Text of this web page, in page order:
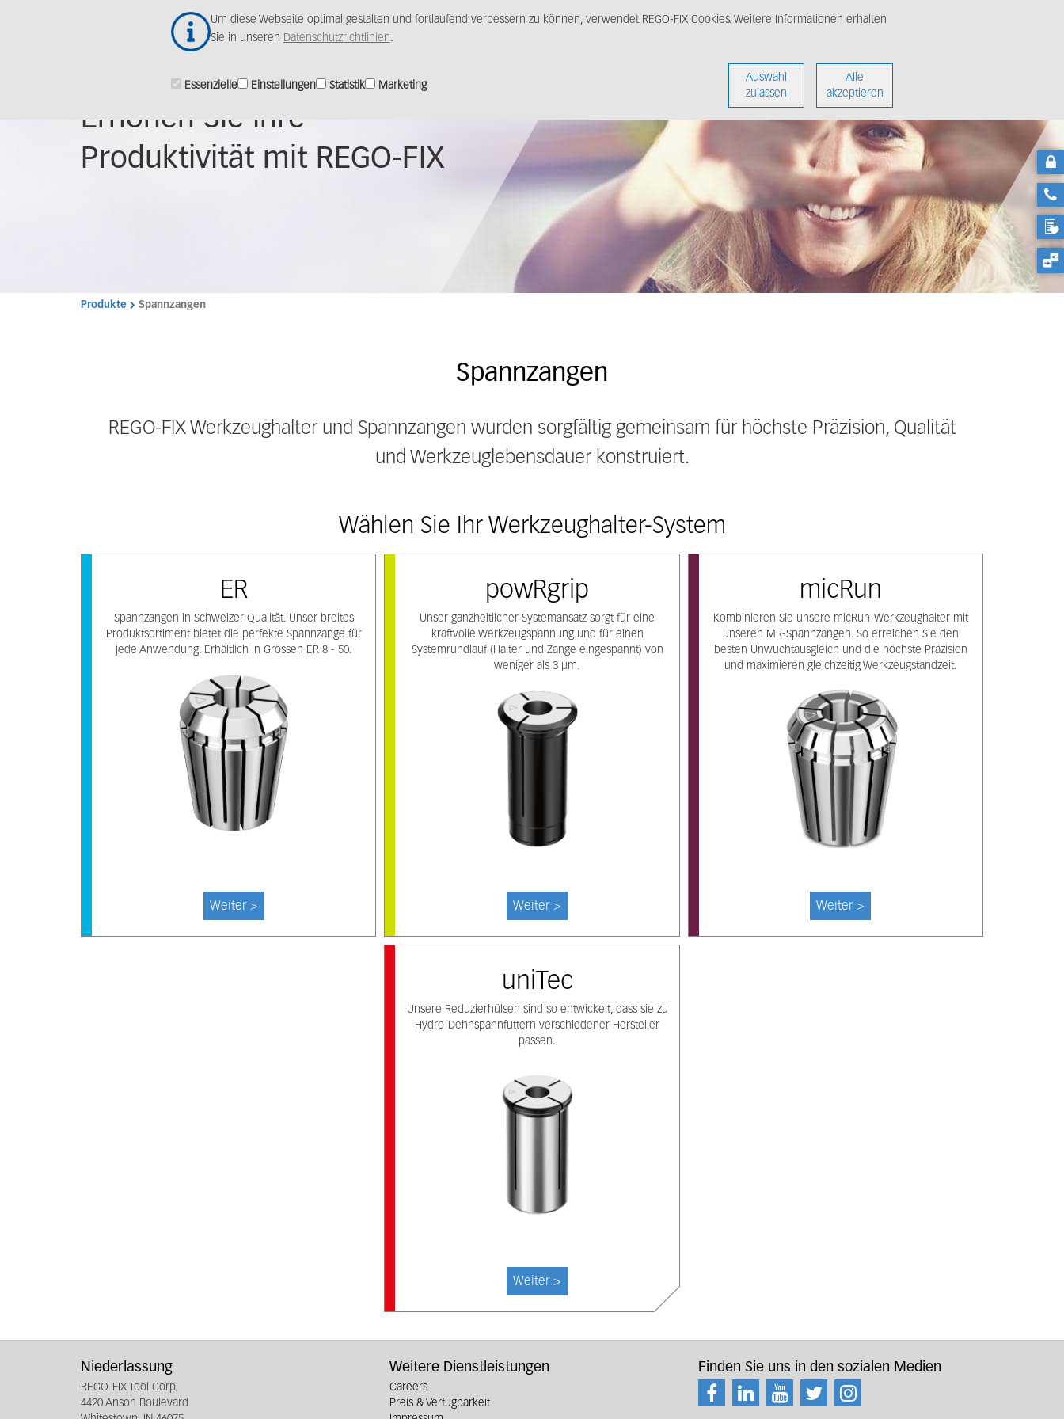
Um diese Webseite optimal gestalten und fortlaufend verbessern zu können, verwendet REGO-FIX Cookies. Weitere Informationen erhalten
Sie in unseren Datenschutzrichtlinien.
Essenzielle Einstellungen Statistik Marketing
Auswahl
zulassen
Alle
akzeptieren
Erhöhen Sie ihre
Produktivität mit REGO-FIX
Vertrieb
Produkte Spannzangen
Spannzangen
REGO-FIX Werkzeughalter und Spannzangen wurden sorgfältig gemeinsam für höchste Präzision, Qualität
und Werkzeuglebensdauer konstruiert.
Wählen Sie Ihr Werkzeughalter-System
ER
Spannzangen in Schweizer-Qualität. Unser breites
Produktsortiment bietet die perfekte Spannzange für
jede Anwendung. Erhältlich in Grössen ER 8 - 50.
Weiter >
powRgrip
Unser ganzheitlicher Systemansatz sorgt für eine
kraftvolle Werkzeugspannung und für einen
Systemrundlauf (Halter und Zange eingespannt) von
weniger als 3 μm.
Weiter >
micRun
Kombinieren Sie unsere micRun-Werkzeughalter mit
unseren MR-Spannzangen. So erreichen Sie den
besten Unwuchtausgleich und die höchste Präzision
und maximieren gleichzeitig Werkzeugstandzeit.
Weiter >
uniTec
Unsere Reduzierhülsen sind so entwickelt, dass sie zu
Hydro-Dehnspannfuttern verschiedener Hersteller
passen.
Weiter >
Niederlassung
REGO-FIX Tool Corp.
4420 Anson Boulevard
Weitere Dienstleistungen
Careers
Preis & Verfügbarkeit
Finden Sie uns in den sozialen Medien